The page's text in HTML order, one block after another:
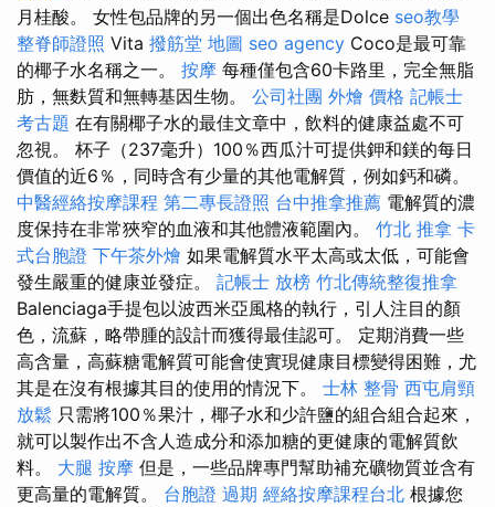
月桂酸。 女性包品牌的另一個出色名稱是Dolce seo教學
整脊師證照 Vita 撥筋堂 地圖 seo agency Coco是最可靠
的椰子水名稱之一。 按摩 每種僅包含60卡路里，完全無脂
肪，無麩質和無轉基因生物。 公司社團 外燴 價格 記帳士
考古題 在有關椰子水的最佳文章中，飲料的健康益處不可
忽視。 杯子（237毫升）100％西瓜汁可提供鉀和鎂的每日
價值的近6％，同時含有少量的其他電解質，例如鈣和磷。
中醫經絡按摩課程 第二專長證照 台中推拿推薦 電解質的濃
度保持在非常狹窄的血液和其他體液範圍內。 竹北 推拿 卡
式台胞證 下午茶外燴 如果電解質水平太高或太低，可能會
發生嚴重的健康並發症。 記帳士 放榜 竹北傳統整復推拿
Balenciaga手提包以波西米亞風格的執行，引人注目的顏
色，流蘇，略帶腫的設計而獲得最佳認可。 定期消費一些
高含量，高蘇糖電解質可能會使實現健康目標變得困難，尤
其是在沒有根據其目的使用的情況下。 士林 整骨 西屯肩頸
放鬆 只需將100％果汁，椰子水和少許鹽的組合組合起來，
就可以製作出不含人造成分和添加糖的更健康的電解質飲
料。 大腿 按摩 但是，一些品牌專門幫助補充礦物質並含有
更高量的電解質。 台胞證 過期 經絡按摩課程台北 根據您